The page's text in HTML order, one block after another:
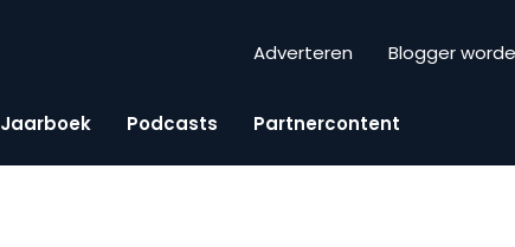
Adverteren Blogger
Jaarboek Podcasts Partnercontent